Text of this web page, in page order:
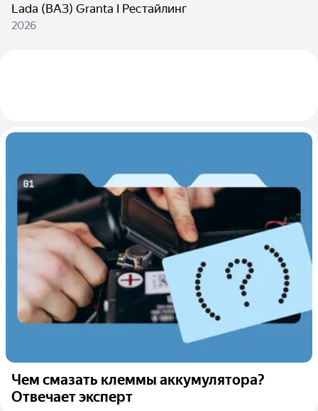
Lada (ВАЗ) Granta I Рестайлинг
2026
Чем смазать клеммы аккумулятора?
Отвечает эксперт